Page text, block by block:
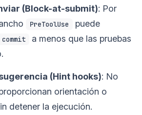
(Block-at-submit): Por
PreToolUse
puede
a menos que las pruebas
(Hint hooks): No
orientación o
detener la ejecución.